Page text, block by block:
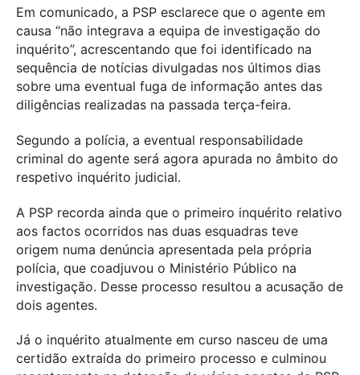
Em comunicado, a PSP esclarece que o agente em
causa “não integrava a equipa de investigação do
inquérito”, acrescentando que foi identificado na
sequência de notícias divulgadas nos últimos dias
sobre uma eventual fuga de informação antes das
diligências realizadas na passada terça-feira.
Segundo a polícia, a eventual responsabilidade
criminal do agente será agora apurada no âmbito do
respetivo inquérito judicial.
A PSP recorda ainda que o primeiro inquérito relativo
aos factos ocorridos nas duas esquadras teve
origem numa denúncia apresentada pela própria
polícia, que coadjuvou o Ministério Público na
investigação. Desse processo resultou a acusação de
dois agentes.
Já o inquérito atualmente em curso nasceu de uma
certidão extraída do primeiro processo e culminou